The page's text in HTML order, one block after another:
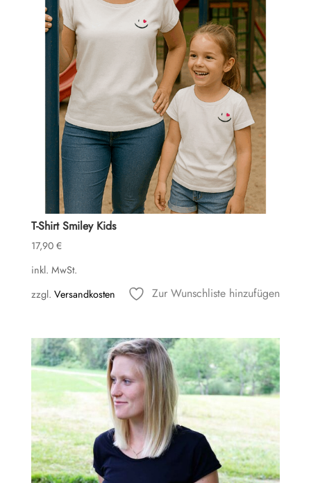
T-Shirt Smiley Kids
17,90 €
inkl. MwSt.
zzgl. Versandkosten Zur Wunschliste hinzufügen